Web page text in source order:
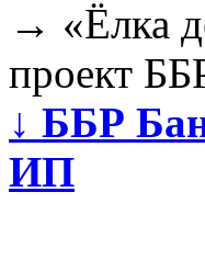
→ «Ёлка
проект
↓ ББР
ИП